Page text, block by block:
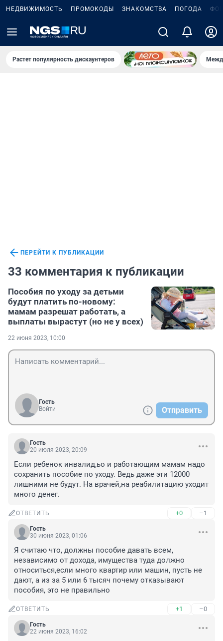
НЕДВИЖИМОСТЬ ПРОМОКОДЫ ЗНАКОМСТВА ПОГОДА
Растет популярность дискаунтеров
ПЕРЕЙТИ К ПУБЛИКАЦИИ
33 комментария к публикации
Пособия по уходу за детьми
будут платить по-новому:
мамам разрешат работать, а
выплаты вырастут (но не у всех)
22 июня 2023, 10:00
Гость
Войти
Отправить
Гость
20 июля 2023, 20:09
Если ребенок инвалид,ьо и работающим мамам надо
сохранить пособие по уходу. Ведь даже эти 12000
лишними не будут. На врачей,на реабилитацию уходит
много денег.
ОТВЕТИТЬ +0 –1
Гость
30 июня 2023, 01:06
Я считаю что, должны пособие давать всем,
независимо от дохода, имущества туда должно
относиться,если много квартир или машин, пусть не
дают, а из за 5 или 6 тысяч почему отказывают
пособия, это не правильно
ОТВЕТИТЬ +1 –0
Гость
22 июня 2023, 16:02